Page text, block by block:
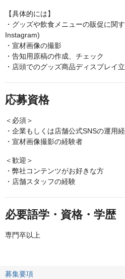
【具体的には】
・グッズや飲食メニューの販促に関
Instagram)
・宣材画像の撮影
・告知用原稿の作成、チェック
・店頭でのグッズ商品ディスプレイ
応募資格
＜必須＞
・企業もしくは店舗公式SNSの運用
・宣材画像撮影の経験者
＜歓迎＞
・弊社コンテンツがお好きな方
・店舗スタッフの経験
必要語学・資格・学歴
専門卒以上
募集要項